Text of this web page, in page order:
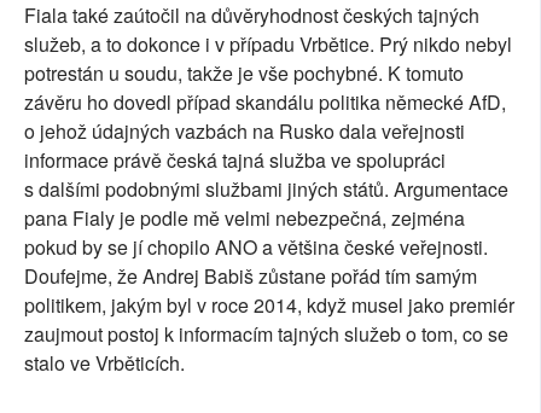
Fiala také zaútočil na důvěryhodnost českých tajných
služeb, a to dokonce i v případu Vrbětice. Prý nikdo nebyl
potrestán u soudu, takže je vše pochybné. K tomuto
závěru ho dovedl případ skandálu politika německé AfD,
o jehož údajných vazbách na Rusko dala veřejnosti
informace právě česká tajná služba ve spolupráci
s dalšími podobnými službami jiných států. Argumentace
pana Fialy je podle mě velmi nebezpečná, zejména
pokud by se jí chopilo ANO a většina české veřejnosti.
Doufejme, že Andrej Babiš zůstane pořád tím samým
politikem, jakým byl v roce 2014, když musel jako premiér
zaujmout postoj k informacím tajných služeb o tom, co se
stalo ve Vrběticích.